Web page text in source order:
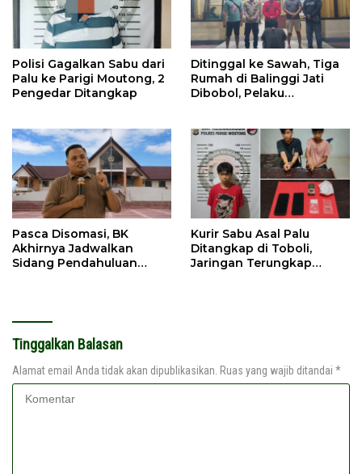
Polisi Gagalkan Sabu dari
Palu ke Parigi Moutong, 2
Pengedar Ditangkap
Ditinggal ke Sawah, Tiga
Rumah di Balinggi Jati
Dibobol, Pelaku
Pasca Disomasi, BK
Akhirnya Jadwalkan
Sidang Pendahuluan
Kurir Sabu Asal Palu
Ditangkap di Toboli,
Jaringan Terungkap
Tinggalkan Balasan
Alamat email Anda tidak akan dipublikasikan. Ruas yang wajib ditandai *